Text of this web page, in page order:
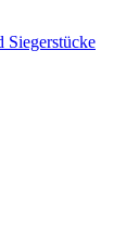
Siegerstücke